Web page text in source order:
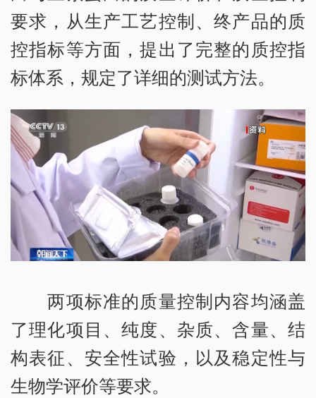
要求，从生产工艺控制、终产品的质
控指标等方面，提出了完整的质控指
标体系，规定了详细的测试方法。
两项标准的质量控制内容均涵盖
了理化项目、纯度、杂质、含量、结
构表征、安全性试验，以及稳定性与
生物学评价等要求。